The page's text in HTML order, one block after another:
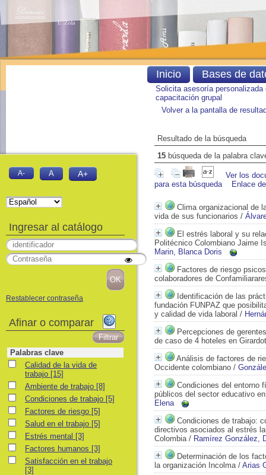
Solicita asesoría personalizada
capacitación grupal
Volver a la pantalla de
Resultado de la búsqueda
15 búsqueda de la palabra
Ver los
para esta búsqueda
Enlace
Clima organizacional de
vida de sus funcionarios /
El estrés laboral y su
Politécnico Colombiano Jaime
Marin, Blanca Doris
Factores de riesgo
colaboradores de
Identificación de las
fundación FUNPAZ que
y calidad de vida laboral /
Percepciones de
de caso de 4 hoteles en
Análisis de factores de
Occidente colombiano /
Condiciones del entorno
públicos del sector educativo
Elena
Condiciones de trabajo:
directivos asociados al estrés
Colombia/ Ramírez González,
Determinación de los
la organización Incolma/ Arias
Inicio Bases de
A- A A+
Ingresar al catálogo
Restablecer contraseña
Afinar o comparar
Palabras clave
Calidad de la vida de trabajo
Calidad de la vida de
trabajo [15]
Ambiente de trabajo
Ambiente de trabajo [8]
Condiciones de trabajo
Condiciones de trabajo [5]
Factores de riesgo
Factores de riesgo [5]
Salud en el trabajo
Salud en el trabajo [5]
Estrés mental
Estrés mental [3]
Factores humanos
Factores humanos [3]
Satisfacción en el trabajo
Satisfacción en el trabajo
[3]